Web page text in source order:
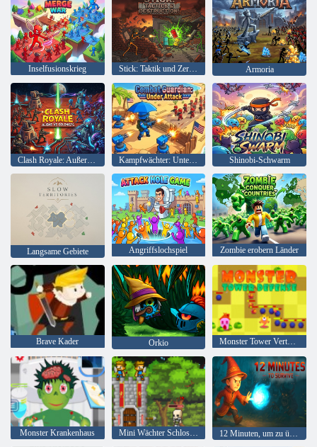
Inselfusionskrieg Stick: Taktik und Zerstörung Armoria
Clash Royale: Außerirdische gegen Kolonisten Kampfwächter: Unter Beschuss Shinobi-Schwarm
Langsame Gebiete Angriffslochspiel Zombie erobern Länder
Brave Kader Orkio Monster Tower Verteidigung
Monster Krankenhaus Mini Wächter Schloss Verteidigung 12 Minuten, um zu überleben